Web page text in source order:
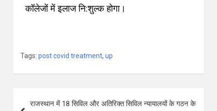
कॉलेजों में इलाज नि:शुल्क होगा।
Tags: post covid treatment, up
राजस्थान में 18 सिविल और अतिरिक्त सिविल न्यायालयों के गठन के